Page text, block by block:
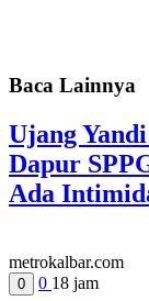
Baca Lainnya
Ujang
Dapur
Ada
metrokalbar.com
0 0 18 jam